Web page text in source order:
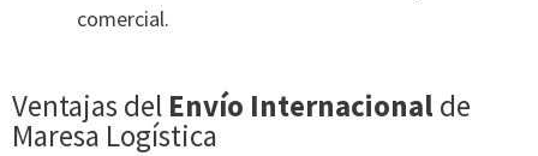
comercial.
Ventajas del Envío Internacionalde
Maresa Logística